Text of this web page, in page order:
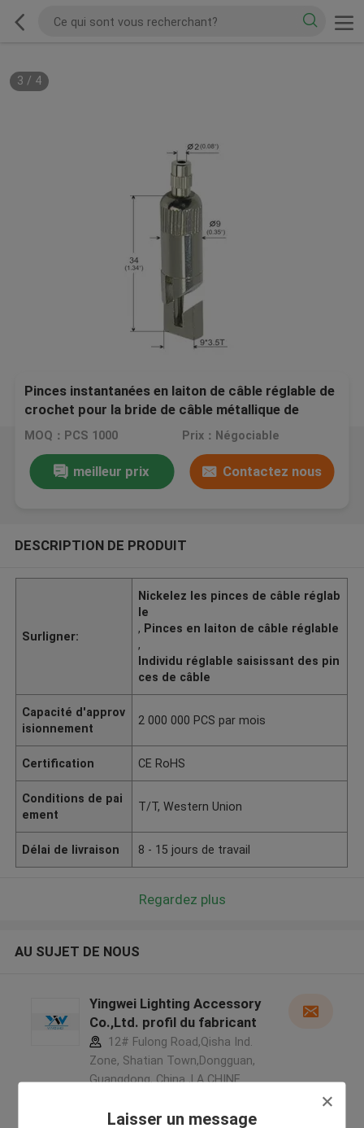
Laisser un message
3 / 4
Pinces instantanées en laiton de câble réglable de
crochet pour la bride de câble métallique de
1.5mm
MOQ：PCS 1000 Prix：Négociable
meilleur prix Contactez nous
DESCRIPTION DE PRODUIT
Surligner:
Nickelez les pinces de câble réglab
le
, Pinces en laiton de câble réglable
,
Individu réglable saisissant des pin
ces de câble
Capacité d'approv
isionnement
2 000 000 PCS par mois
Certification CE RoHS
Conditions de pai
ement
T/T, Western Union
Délai de livraison 8 - 15 jours de travail
Regardez plus
AU SUJET DE NOUS
Yingwei Lighting Accessory
Co.,Ltd. profil du fabricant
12# Fulong Road,Qisha Ind.
Zone, Shatian Town,Dongguan,
Guangdong, China ,LA CHINE
Fournisseur vérifié